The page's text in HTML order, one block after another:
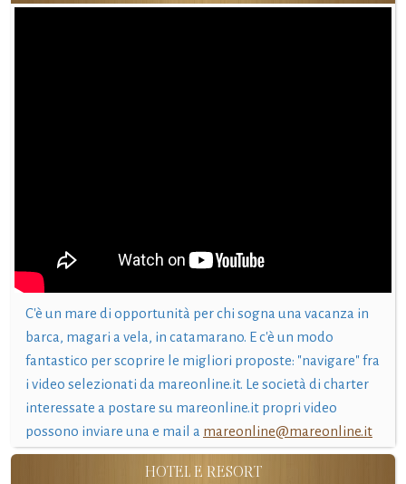
C'è un mare di opportunità per chi sogna una vacanza in
barca, magari a vela, in catamarano. E c'è un modo
fantastico per scoprire le migliori proposte: "navigare" fra
i video selezionati da mareonline.it. Le società di charter
interessate a postare su mareonline.it propri video
possono inviare una e mail a mareonline@mareonline.it
HOTEL E RESORT